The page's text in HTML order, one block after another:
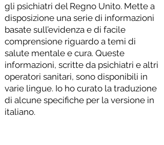
gli psichiatri del Regno Unito. Mette a
disposizione una serie di informazioni
basate sull’evidenza e di facile
comprensione riguardo a temi di
salute mentale e cura. Queste
informazioni, scritte da psichiatri e altri
operatori sanitari, sono disponibili in
varie lingue. Io ho curato la traduzione
di alcune specifiche per la versione in
italiano.